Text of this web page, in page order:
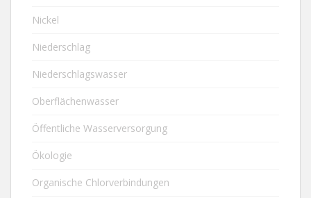
Nickel
Niederschlag
Niederschlagswasser
Oberflächenwasser
Öffentliche Wasserversorgung
Ökologie
Organische Chlorverbindungen